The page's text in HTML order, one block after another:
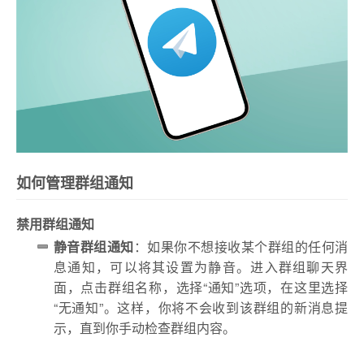
如何管理群组通知
禁用群组通知
静音群组通知：如果你不想接收某个群组的任何消
息通知，可以将其设置为静音。进入群组聊天界
面，点击群组名称，选择“通知”选项，在这里选择
“无通知”。这样，你将不会收到该群组的新消息提
示，直到你手动检查群组内容。